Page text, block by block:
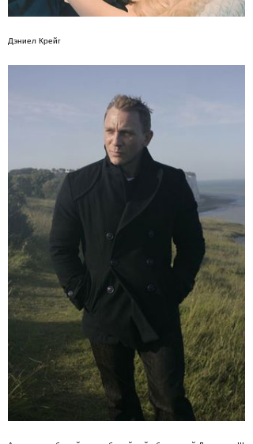
Дэниел Крейг